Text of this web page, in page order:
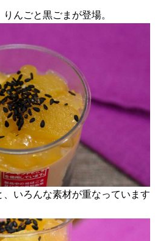
んごと黒ごまが登場。
いろんな素材が重なっています